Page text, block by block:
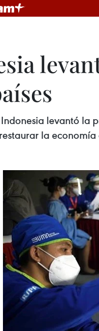
levantó la
la economía